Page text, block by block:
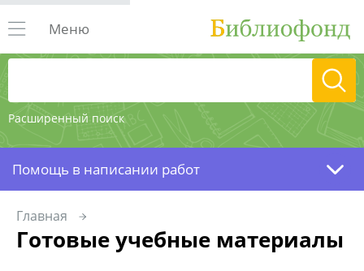
Расширенный поиск
Меню
Помощь в написании работ
Главная
Готовые учебные материалы